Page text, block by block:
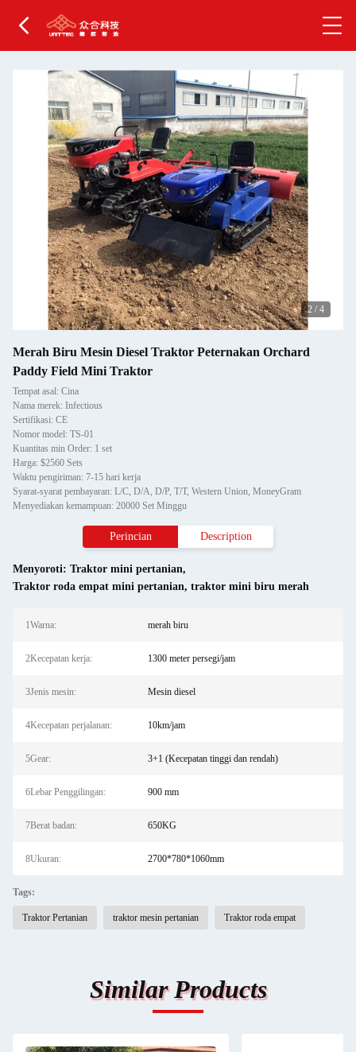
2 / 4
Merah Biru Mesin Diesel Traktor Peternakan Orchard
Paddy Field Mini Traktor
Tempat asal: Cina
Nama merek: Infectious
Sertifikasi: CE
Nomor model: TS-01
Kuantitas min Order: 1 set
Harga: $2560 Sets
Waktu pengiriman: 7-15 hari kerja
Syarat-syarat pembayaran: L/C, D/A, D/P, T/T, Western Union, MoneyGram
Menyediakan kemampuan: 20000 Set Minggu
Perincian Description
Menyoroti: Traktor mini pertanian,
Traktor roda empat mini pertanian, traktor mini biru merah
1Warna: merah biru
2Kecepatan kerja: 1300 meter persegi/jam
3Jenis mesin: Mesin diesel
4Kecepatan perjalanan: 10km/jam
5Gear: 3+1 (Kecepatan tinggi dan rendah)
6Lebar Penggilingan: 900 mm
7Berat badan: 650KG
8Ukuran: 2700*780*1060mm
Tags:
Traktor Pertanian traktor mesin pertanian Traktor roda empat
Similar Products